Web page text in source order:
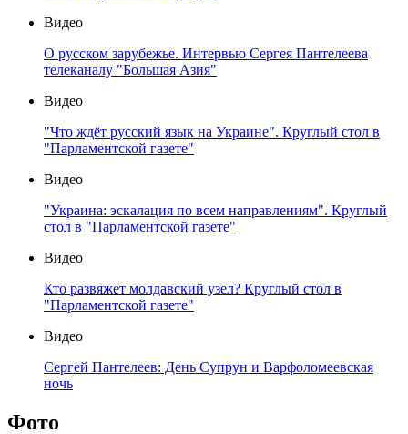
Видео
О русском зарубежье. Интервью Сергея Пантелеева
телеканалу "Большая Азия"
Видео
"Что ждёт русский язык на Украине". Круглый стол в
"Парламентской газете"
Видео
"Украина: эскалация по всем направлениям". Круглый
стол в "Парламентской газете"
Видео
Кто развяжет молдавский узел? Круглый стол в
"Парламентской газете"
Видео
Сергей Пантелеев: День Супрун и Варфоломеевская
ночь
Фото